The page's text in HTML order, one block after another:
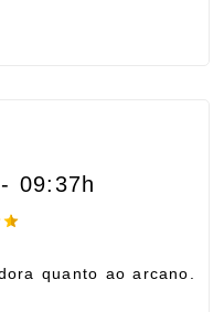
09:37h
quanto ao arcano.